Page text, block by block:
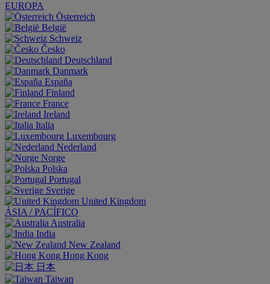
EUROPA
Österreich
België
Schweiz
Česko
Deutschland
Danmark
España
Finland
France
Ireland
Italia
Luxembourg
Nederland
Norge
Polska
Portugal
Sverige
United Kingdom
ÁSIA / PACÍFICO
Australia
India
New Zealand
Hong Kong
日本
Taiwan